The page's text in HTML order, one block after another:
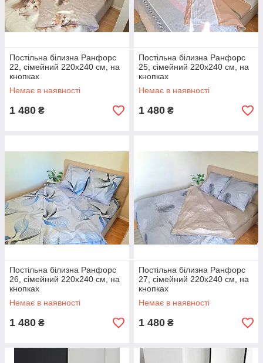
Постільна білизна Ранфорс
22, сімейний 220х240 см, на
кнопках
Немає в наявності
1 480 ₴
Постільна білизна Ранфорс
25, сімейний 220х240 см, на
кнопках
Немає в наявності
1 480 ₴
Постільна білизна Ранфорс
26, сімейний 220х240 см, на
кнопках
Немає в наявності
1 480 ₴
Постільна білизна Ранфорс
27, сімейний 220х240 см, на
кнопках
Немає в наявності
1 480 ₴